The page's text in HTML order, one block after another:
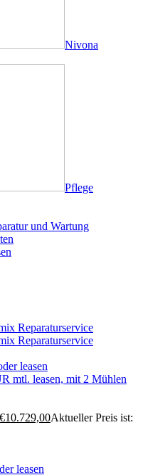
Nivona
Pflege
und Wartung
Reparaturservice
Reparaturservice
mtl. leasen, mit 2 Mühlen
€10.729,00Aktueller Preis ist: